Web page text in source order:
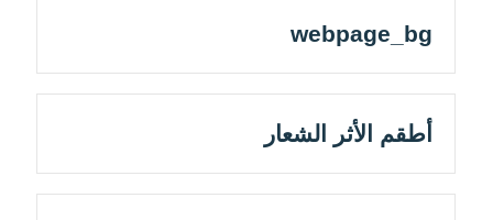
webpage_bg
أطقم الأثر الشعار